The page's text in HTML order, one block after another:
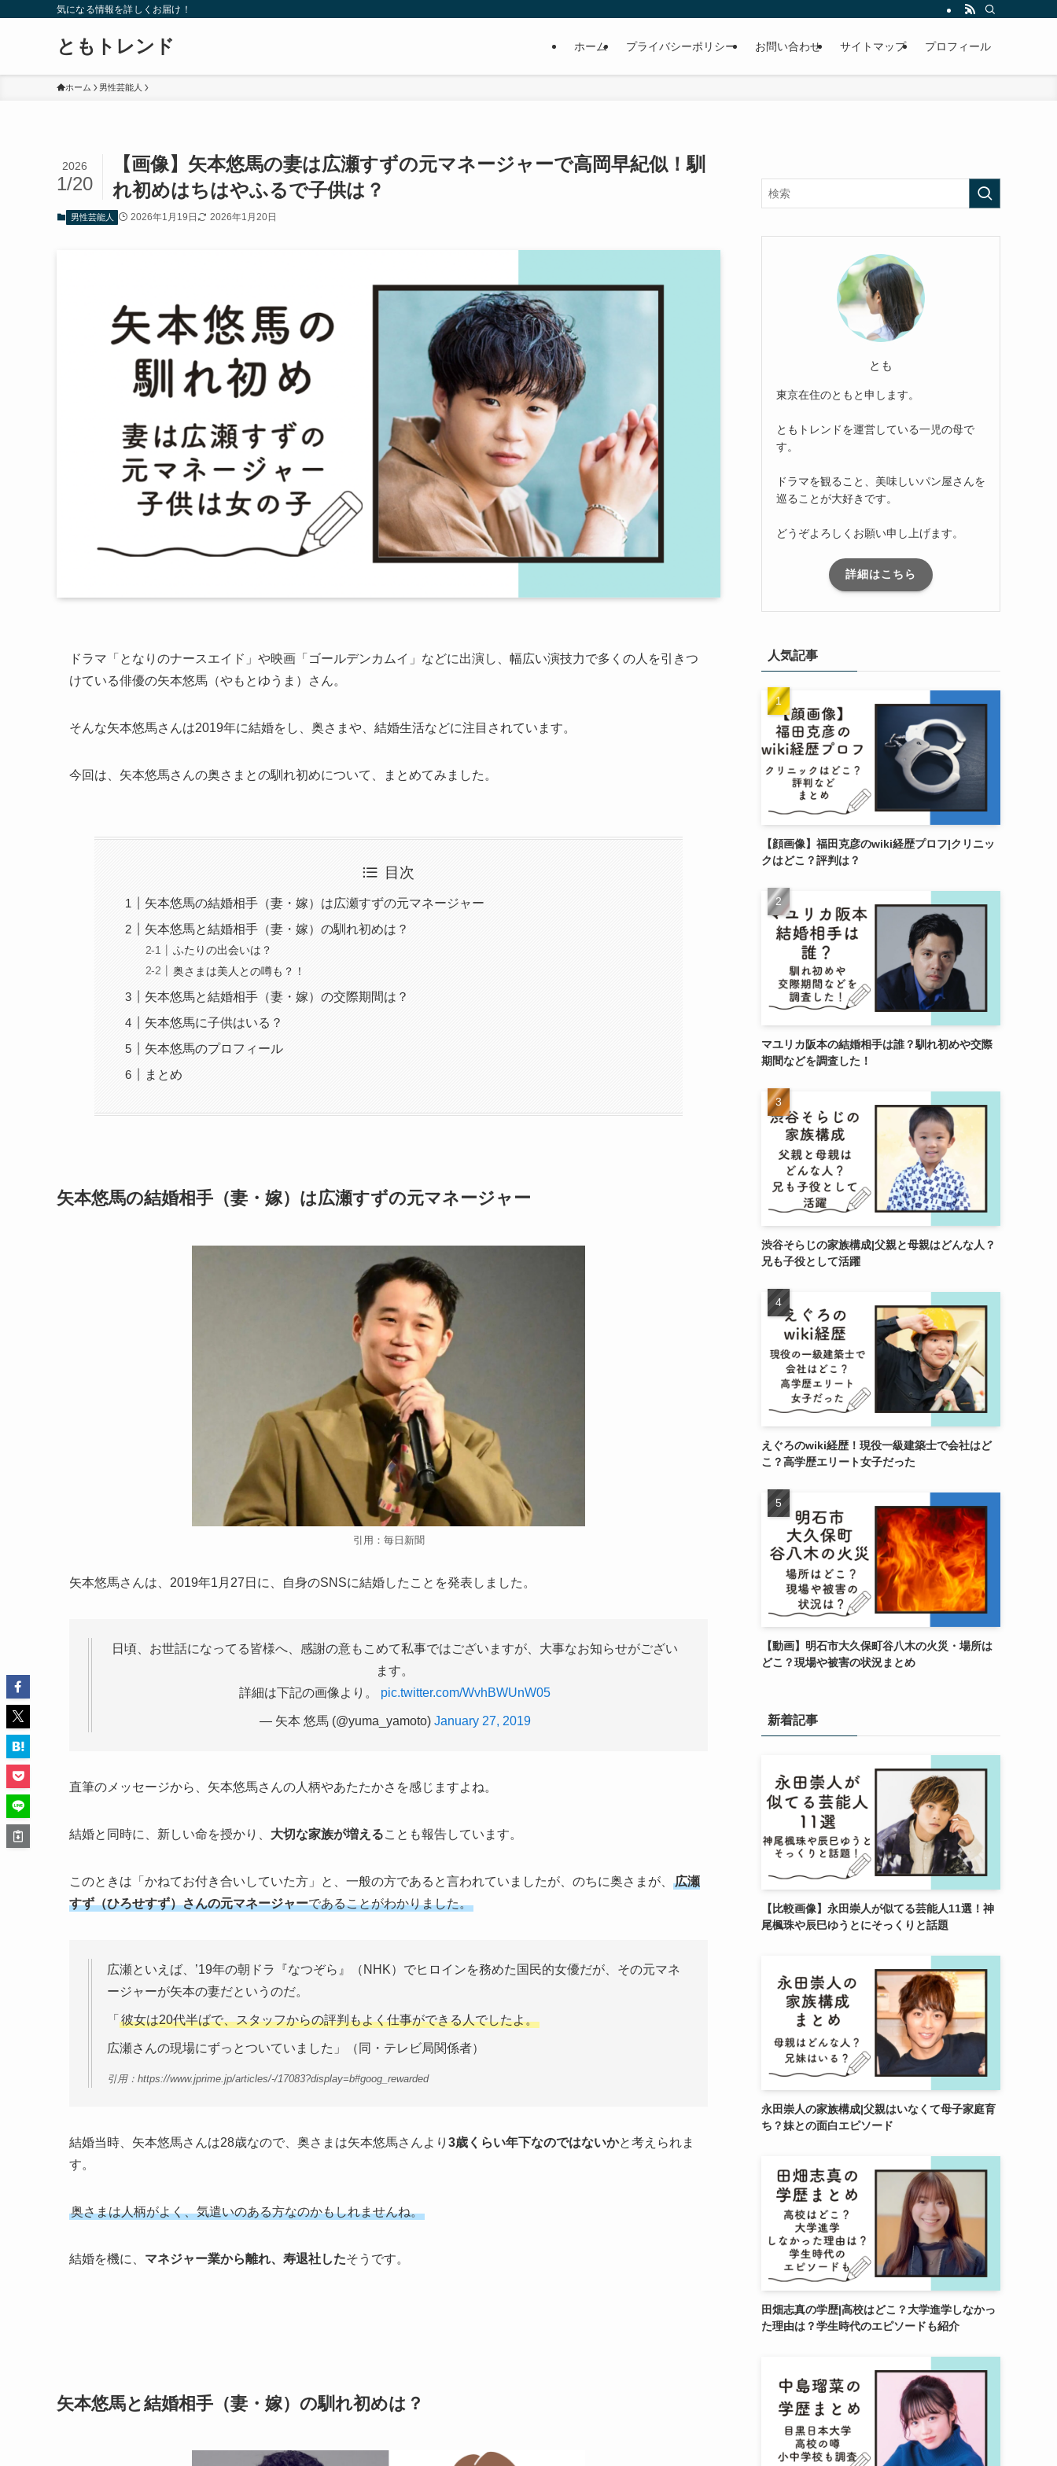
気になる情報を詳しくお届け！
ともトレンド ホーム プライバシーポリシー お問い合わせ サイトマップ プロフィール
ホーム 男性芸能人
【画像】矢本悠馬の妻は広瀬すずの元マネージャーで高岡早紀似！馴
れ初めはちはやふるで子供は？
2026
1/20
男性芸能人 2026年1月19日 2026年1月20日
ドラマ「となりのナースエイド」や映画「ゴールデンカムイ」などに出演し、幅広い演技力で多くの人を引きつ
けている俳優の矢本悠馬（やもとゆうま）さん。
そんな矢本悠馬さんは2019年に結婚をし、奥さまや、結婚生活などに注目されています。
今回は、矢本悠馬さんの奥さまとの馴れ初めについて、まとめてみました。
目次
矢本悠馬の結婚相手（妻・嫁）は広瀬すずの元マネージャー
矢本悠馬と結婚相手（妻・嫁）の馴れ初めは？
ふたりの出会いは？
奥さまは美人との噂も？！
矢本悠馬と結婚相手（妻・嫁）の交際期間は？
矢本悠馬に子供はいる？
矢本悠馬のプロフィール
まとめ
矢本悠馬の結婚相手（妻・嫁）は広瀬すずの元マネージャー
引用：毎日新聞
矢本悠馬さんは、2019年1月27日に、自身のSNSに結婚したことを発表しました。
日頃、お世話になってる皆様へ、感謝の意もこめて私事ではございますが、大事なお知らせがござい
ます。
詳細は下記の画像より。 pic.twitter.com/WvhBWUnW05
— 矢本 悠馬 (@yuma_yamoto) January 27, 2019
直筆のメッセージから、矢本悠馬さんの人柄やあたたかさを感じますよね。
結婚と同時に、新しい命を授かり、 大切な家族が増えることも報告しています。
このときは「かねてお付き合いしていた方」と、一般の方であると言われていましたが、のちに奥さまが、
広瀬
すず（ひろせすず）さんの元マネージャーであることがわかりました。
広瀬といえば、’19年の朝ドラ『なつぞら』（NHK）でヒロインを務めた国民的女優だが、その元マネ
ージャーが矢本の妻だというのだ。
「 彼女は20代半ばで、スタッフからの評判もよく仕事ができる人でしたよ。
広瀬さんの現場にずっとついていました」（同・テレビ局関係者）
引用：https://www.jprime.jp/articles/-/17083?display=b#goog_rewarded
結婚当時、矢本悠馬さんは28歳なので、奥さまは矢本悠馬さんより 3歳くらい年下なのではないかと考えられま
す。
奥さまは人柄がよく、気遣いのある方なのかもしれませんね。
結婚を機に、 マネジャー業から離れ、寿退社したそうです。
矢本悠馬と結婚相手（妻・嫁）の馴れ初めは？
とも
東京在住のともと申します。
ともトレンドを運営している一児の母で
す。
ドラマを観ること、美味しいパン屋さんを
巡ることが大好きです。
どうぞよろしくお願い申し上げます。
詳細はこちら
人気記事
【顔画像】福田克彦のwiki経歴プロフ|クリニッ
クはどこ？評判は？
マユリカ阪本の結婚相手は誰？馴れ初めや交際
期間などを調査した！
渋谷そらじの家族構成|父親と母親はどんな人？
兄も子役として活躍
えぐろのwiki経歴！現役一級建築士で会社はど
こ？高学歴エリート女子だった
【動画】明石市大久保町谷八木の火災・場所は
どこ？現場や被害の状況まとめ
新着記事
【比較画像】永田崇人が似てる芸能人11選！神
尾楓珠や辰巳ゆうとにそっくりと話題
永田崇人の家族構成|父親はいなくて母子家庭育
ち？妹との面白エピソード
田畑志真の学歴|高校はどこ？大学進学しなかっ
た理由は？学生時代のエピソードも紹介